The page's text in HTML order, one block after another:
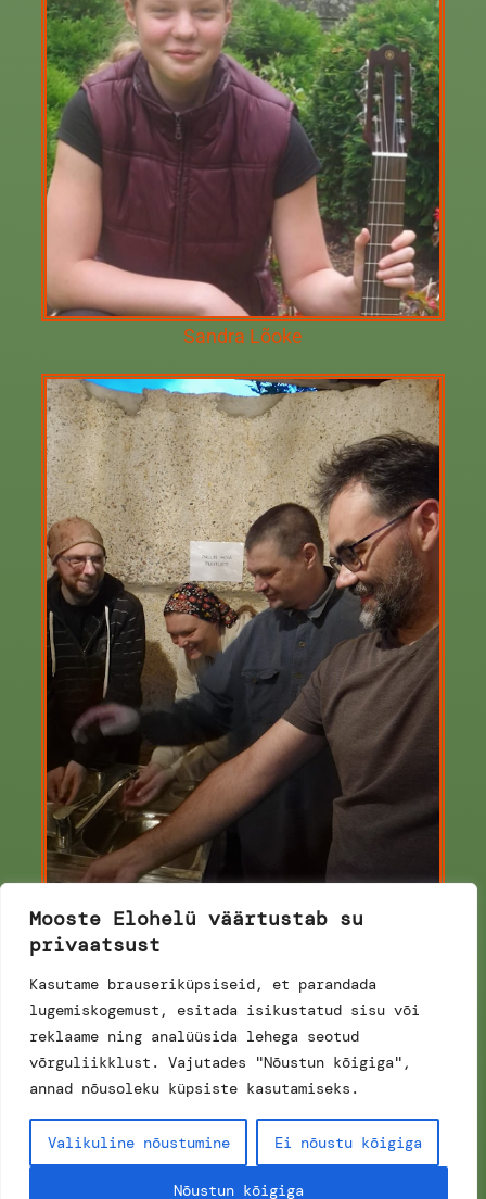
Mooste Elohelü väärtustab su
privaatsust
Kasutame brauseriküpsiseid, et parandada
lugemiskogemust, esitada isikustatud sisu või
reklaame ning analüüsida lehega seotud
võrguliikklust. Vajutades "Nõustun kõigiga",
annad nõusoleku küpsiste kasutamiseks.
Valikuline nõustumine Ei nõustu kõigiga
Nõustun kõigiga
Sandra Lõoke
Küi
–Folk pand käümä!–
MTÜ FOLGISELLID 2024